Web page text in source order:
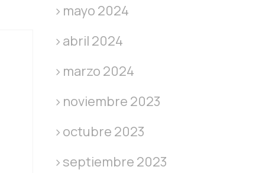
mayo 2024
abril 2024
marzo 2024
noviembre 2023
octubre 2023
septiembre 2023